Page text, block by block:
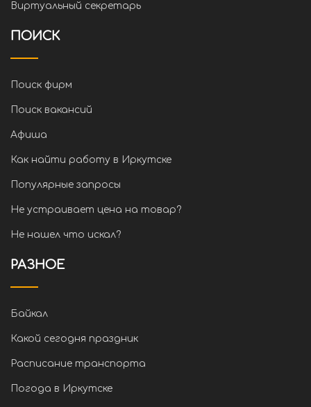
Виртуальный секретарь
ПОИСК
Поиск фирм
Поиск вакансий
Афиша
Как найти работу в Иркутске
Популярные запросы
Не устраивает цена на товар?
Не нашел что искал?
РАЗНОЕ
Байкал
Какой сегодня праздник
Расписание транспорта
Погода в Иркутске